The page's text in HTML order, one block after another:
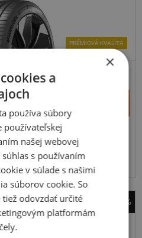
PRÉMIOVÁ KVALITA
–
do 3-8 prac. dní
do 3-8 prac. dní.
ČR 20 ks.
-32%
5 Energy
×
a
používa súbory
používateľskej
našej webovej
s používaním
v súlade s našimi
súborov cookie. So
odovzdať určité
platformám